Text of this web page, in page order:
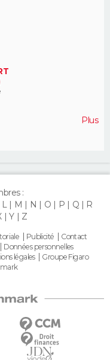
Plus
:
L M N O P Q
R
Y Z
Publicité
Contact
Données personnelles
légales
Groupe Figaro